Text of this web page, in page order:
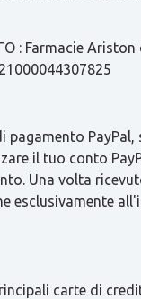
: Farmacie
pagamento
il tuo conto
Una volta
esclusivamente
carte di